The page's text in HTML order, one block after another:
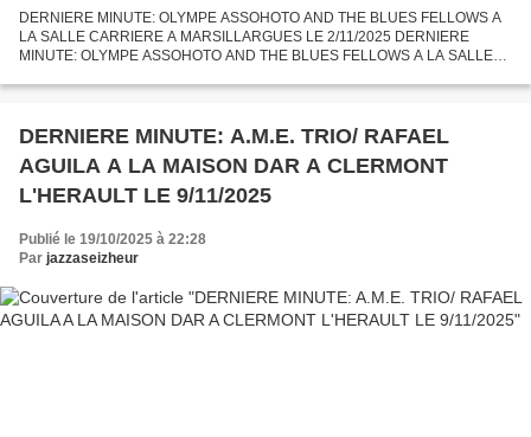
DERNIERE MINUTE: OLYMPE ASSOHOTO AND THE BLUES FELLOWS A
LA SALLE CARRIERE A MARSILLARGUES LE 2/11/2025 DERNIERE
MINUTE: OLYMPE ASSOHOTO AND THE BLUES FELLOWS A LA SALLE
- OLYMPE ASSOHOTO...
DERNIERE MINUTE: A.M.E. TRIO/ RAFAEL
AGUILA A LA MAISON DAR A CLERMONT
L'HERAULT LE 9/11/2025
Publié le 19/10/2025 à 22:28
Par jazzaseizheur